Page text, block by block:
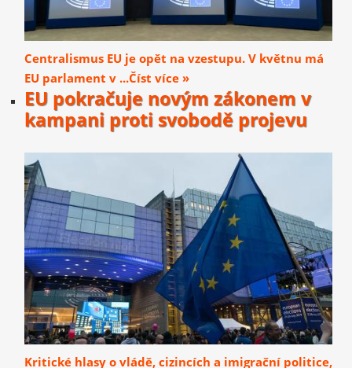
Centralismus EU je opět na vzestupu. V květnu má
EU parlament v ...Číst více »
EU pokračuje novým zákonem v
kampani proti svobodě projevu
Kritické hlasy o vládě, cizincích a imigrační politice,